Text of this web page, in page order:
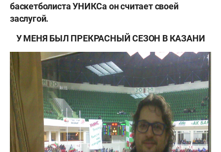
баскетболиста УНИКСа он считает своей
заслугой.
У МЕНЯ БЫЛ ПРЕКРАСНЫЙ СЕЗОН В КАЗАНИ